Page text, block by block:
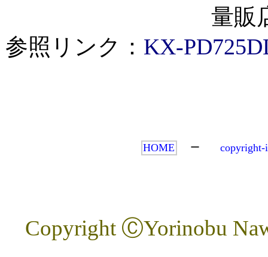
量販
参照リンク： KX-
HOME ー copyright-
Copyright ⒸYorinobu